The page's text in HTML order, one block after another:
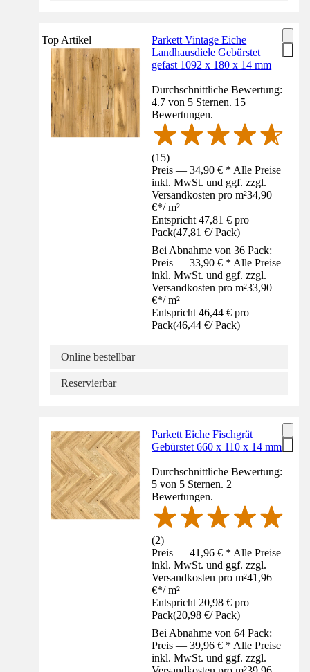
Top Artikel
Parkett Vintage Eiche
Landhausdiele Gebürstet
gefast 1092 x 180 x 14 mm
Durchschnittliche Bewertung:
4.7 von 5 Sternen. 15
Bewertungen.
(15)
Preis — 34,90 € * Alle Preise
inkl. MwSt. und ggf. zzgl.
Versandkosten pro m²34,90
€*/ m²
Entspricht 47,81 € pro
Pack(47,81 €/ Pack)
Bei Abnahme von 36 Pack:
Preis — 33,90 € * Alle Preise
inkl. MwSt. und ggf. zzgl.
Versandkosten pro m²33,90
€*/ m²
Entspricht 46,44 € pro
Pack(46,44 €/ Pack)
Online bestellbar
Reservierbar
Parkett Eiche Fischgrät
Gebürstet 660 x 110 x 14 mm
Durchschnittliche Bewertung:
5 von 5 Sternen. 2
Bewertungen.
(2)
Preis — 41,96 € * Alle Preise
inkl. MwSt. und ggf. zzgl.
Versandkosten pro m²41,96
€*/ m²
Entspricht 20,98 € pro
Pack(20,98 €/ Pack)
Bei Abnahme von 64 Pack:
Preis — 39,96 € * Alle Preise
inkl. MwSt. und ggf. zzgl.